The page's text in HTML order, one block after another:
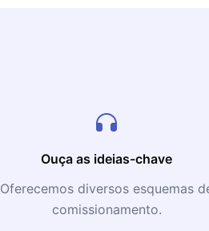
Ouça as ideias-chave
Oferecemos diversos esquemas
comissionamento.